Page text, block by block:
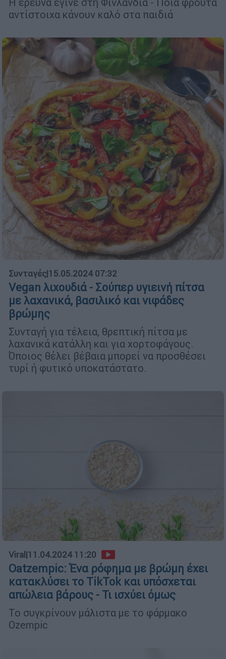
αντίστοιχα κάνουν καλό στα παιδιά
Συνταγές|15.05.2024 07:32
Vegan λιχουδιά - Σούπερ υγιεινή πίτσα
με λαχανικά, βασιλικό και νιφάδες
βρώμης
Συνταγή για τέλεια, θρεπτική πίτσα με
λαχανικά κατάλλη και για χορτοφάγους.
Όποιος θέλει βέβαια μπορεί να προσθέσει
τυρί ή φυτικό υποκατάστατο.
Viral|11.04.2024 11:20
Oatzempic: Ένα ρόφημα με βρώμη έχει
κατακλύσει το TikTok και υπόσχεται
απώλεια βάρους - Τι ισχύει όμως
Το συγκρίνουν μάλιστα με το φάρμακο
Ozempic